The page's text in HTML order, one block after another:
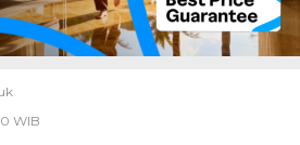
WIB